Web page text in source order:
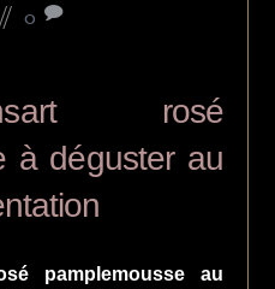
0
rosé
à déguster au
pamplemousse au